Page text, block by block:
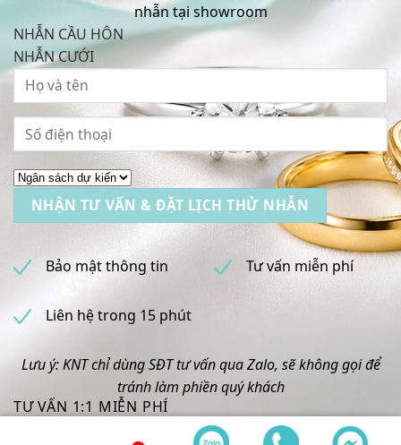
nhẫn tại showroom
NHẪN CẦU HÔN
NHẪN CƯỚI
Bảo mật thông tin Tư vấn miễn phí
Liên hệ trong 15 phút
Lưu ý: KNT chỉ dùng SĐT tư vấn qua Zalo, sẽ không gọi để
tránh làm phiền quý khách
TƯ VẤN 1:1 MIỄN PHÍ